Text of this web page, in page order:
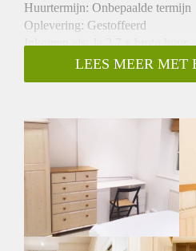
Huurtermijn: Onbepaalde termijn
Oplevering: Gestoffeerd
Inkomen eis: Ja 2,7 x bruto huur
Garantiestelling mogelijk: Ja
Borg: 1 maand
Gedeelde keuken: Nee
Gedeelde woonkamer: Nee
Huisgenoten: Nee
Geslacht huisgenoten: N.v.t.
LEES MEER MET